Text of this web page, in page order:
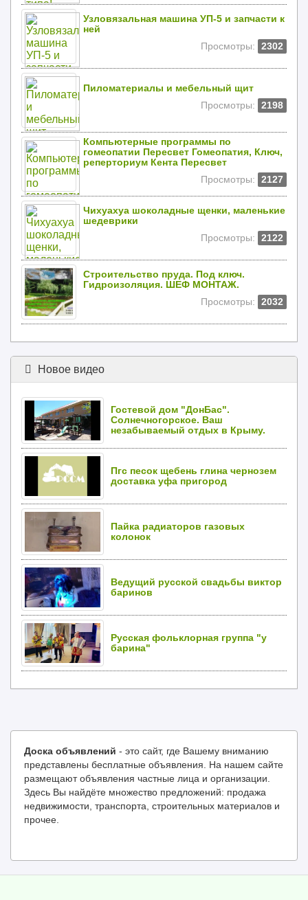
Узловязальная машина УП-5 и запчасти к
ней
Просмотры:
2302
Пиломатериалы и мебельный щит
Просмотры:
2198
Компьютерные программы по
гомеопатии Пересвет Гомеопатия, Ключ,
реперториум Кента Пересвет
Просмотры:
2127
Чихуахуа шоколадные щенки, маленькие
шедеврики
Просмотры:
2122
Строительство пруда. Под ключ.
Гидроизоляция. ШЕФ МОНТАЖ.
Просмотры:
2032
Новое видео
Гостевой дом "ДонБас".
Солнечногорское. Ваш
незабываемый отдых в Крыму.
Пгс песок щебень глина чернозем
доставка уфа пригород
Пайка радиаторов газовых
колонок
Ведущий русской свадьбы виктор
баринов
Русская фольклорная группа "у
барина"
Доска объявлений - это сайт, где Вашему вниманию
представлены бесплатные объявления. На нашем сайте
размещают объявления частные лица и организации.
Здесь Вы найдёте множество предложений: продажа
недвижимости, транспорта, строительных материалов и
прочее.